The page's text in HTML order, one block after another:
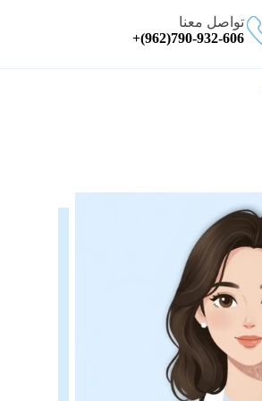
تواصل معنا
790-932-606(962)+